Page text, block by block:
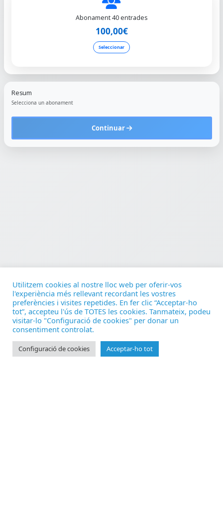
Abonament 40 entrades
100,00€
Seleccionar
Resum
Selecciona un abonament
Continuar
Utilitzem cookies al nostre lloc web per oferir-vos
l'experiència més rellevant recordant les vostres
preferències i visites repetides. En fer clic “Acceptar-ho
tot”, accepteu l'ús de TOTES les cookies. Tanmateix, podeu
visitar-lo "Configuració de cookies" per donar un
consentiment controlat.
Configuració de cookies Acceptar-ho tot